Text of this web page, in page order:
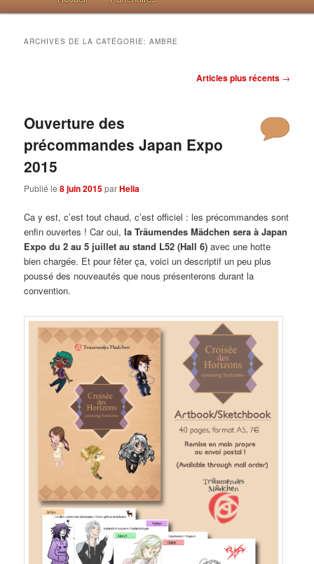
ARCHIVES DE LA CATÉGORIE:AMBRE
Articles plus récents →
Ouverture des
précommandes Japan Expo
2015
Publié le8 juin 2015parHelia
Ca y est, c’est tout chaud, c’est officiel : les précommandes sont
enfin ouvertes ! Car oui,la Träumendes Mädchen sera à Japan
Expo du 2 au 5 juillet au stand L52 (Hall 6) avec une hotte
bien chargée. Et pour fêter ça, voici un descriptif un peu plus
poussé des nouveautés que nous présenterons durant la
convention.